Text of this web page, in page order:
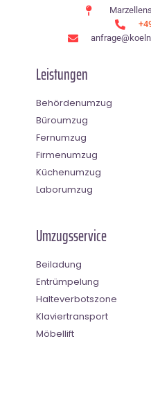
Leistungen
Behördenumzug
Büroumzug
Fernumzug
Firmenumzug
Küchenumzug
Laborumzug
Umzugsservice
Beiladung
Entrümpelung
Halteverbotszone
Klaviertransport
Möbellift